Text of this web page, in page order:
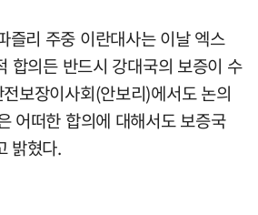
즐리 주중 이란대사는 이날 엑스
합의든 반드시 강대국의 보증이 수
보장이사회(안보리)에서도 논의
어떠한 합의에 대해서도 보증국
밝혔다.